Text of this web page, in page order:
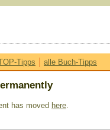
Tipps | alle Buch-Tipps
has moved here.